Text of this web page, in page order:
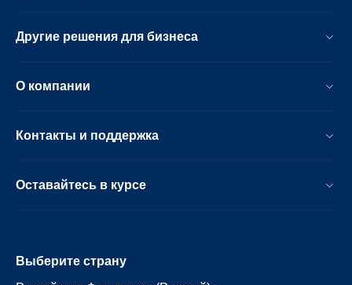
Другие решения для бизнеса
О компании
Контакты и поддержка
Оставайтесь в курсе
Выберите страну